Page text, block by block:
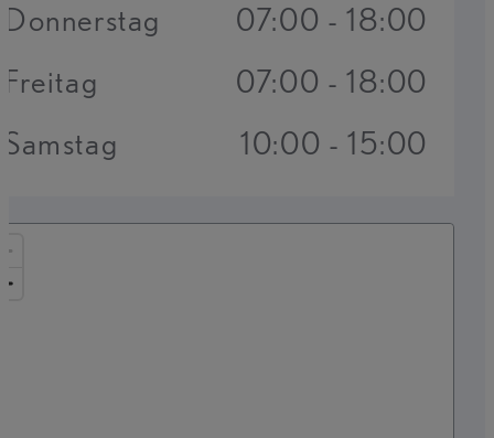
Donnerstag
07:00 - 18:00
Freitag
07:00 - 18:00
Samstag
10:00 - 15:00